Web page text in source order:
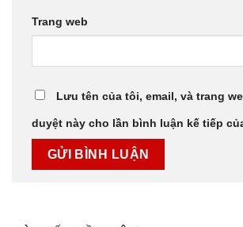
Trang web
Lưu tên của tôi, email, và trang
duyệt này cho lần bình luận kế tiếp